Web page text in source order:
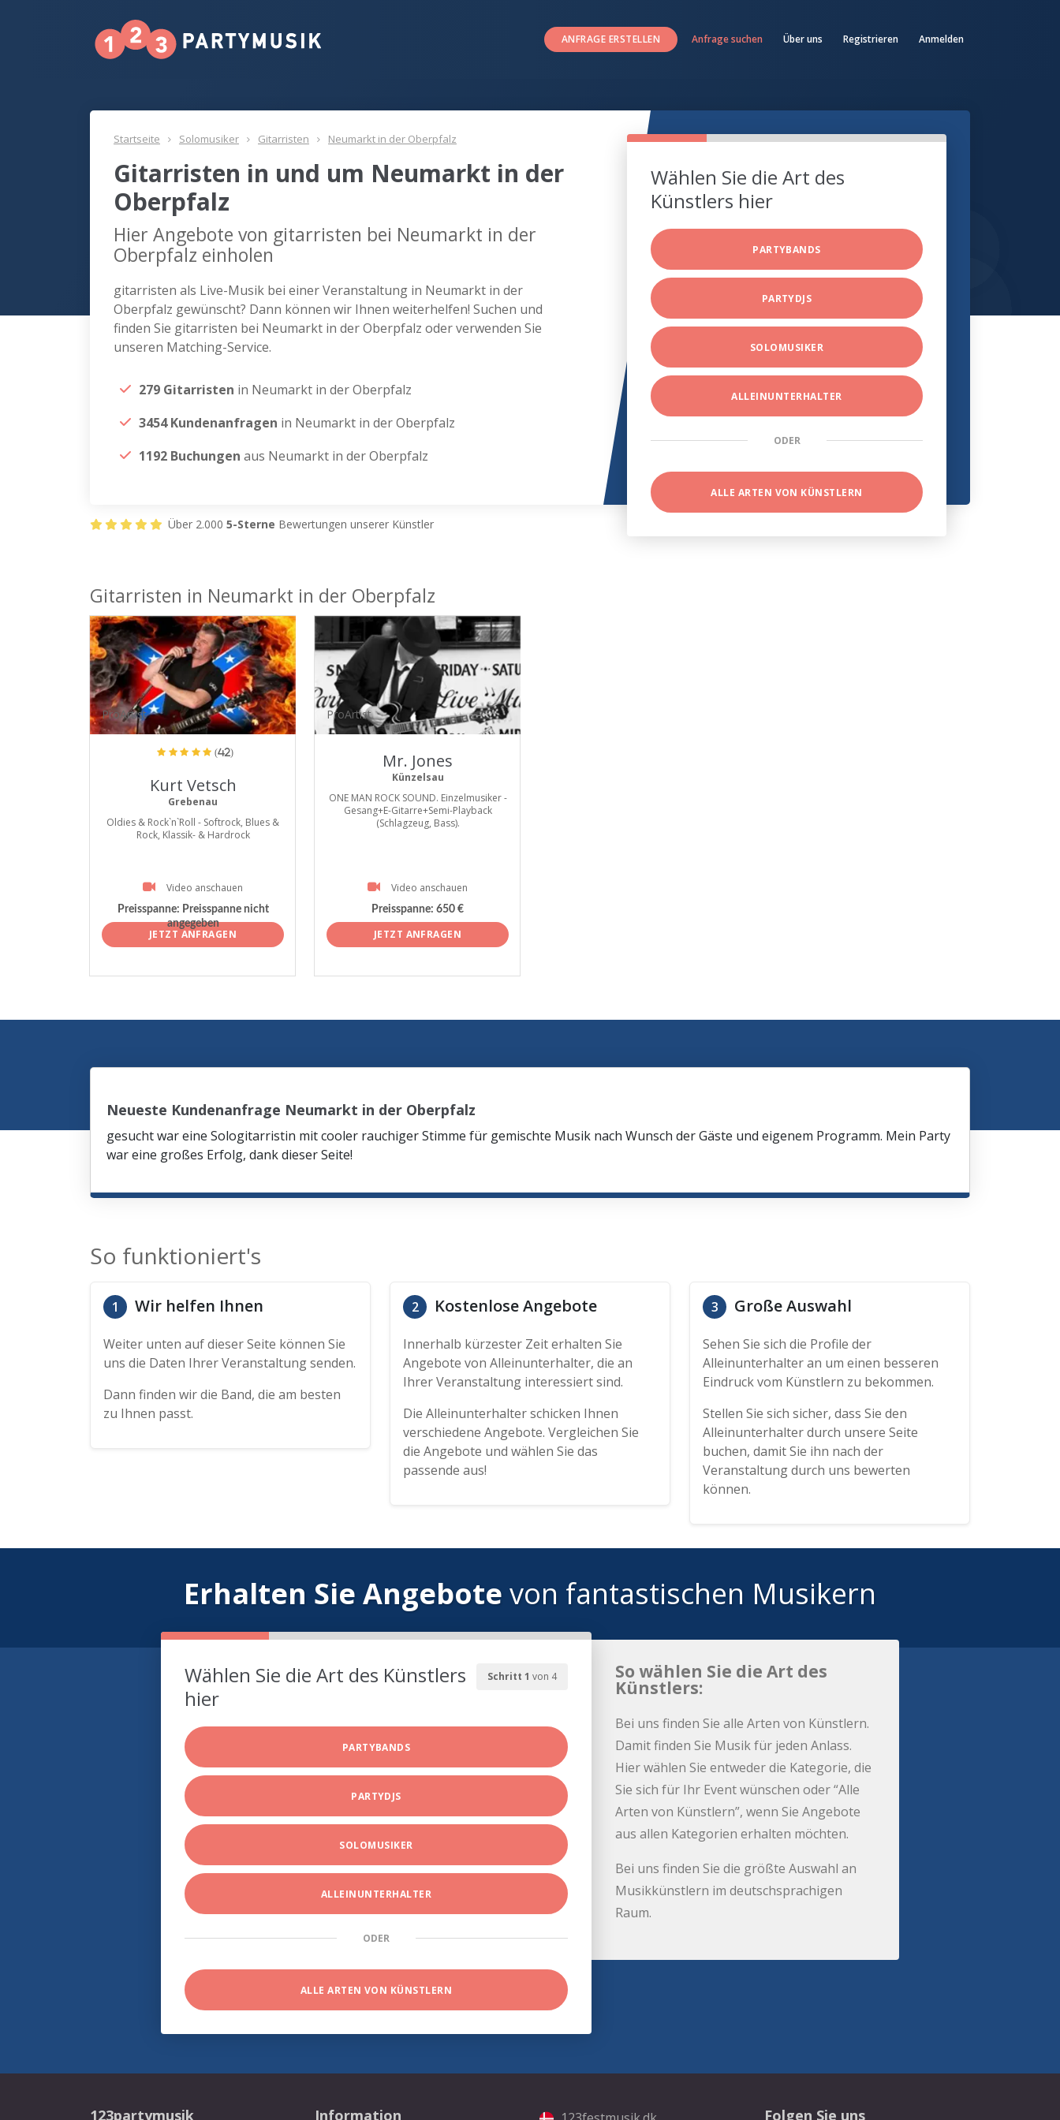
ANFRAGE ERSTELLEN Anfrage suchen Über uns Registrieren Anmelden
Startseite Solomusiker Gitarristen Neumarkt in der Oberpfalz
Gitarristen in und um Neumarkt in der
Oberpfalz
Hier Angebote von gitarristen bei Neumarkt in der
Oberpfalz einholen
gitarristen als Live-Musik bei einer Veranstaltung in Neumarkt in der
Oberpfalz gewünscht? Dann können wir Ihnen weiterhelfen! Suchen und
finden Sie gitarristen bei Neumarkt in der Oberpfalz oder verwenden Sie
unseren Matching-Service.
279 Gitarristen in Neumarkt in der Oberpfalz
3454 Kundenanfragen in Neumarkt in der Oberpfalz
1192 Buchungen aus Neumarkt in der Oberpfalz
Wählen Sie die Art des
Künstlers hier
PARTYBANDS
PARTYDJS
SOLOMUSIKER
ALLEINUNTERHALTER
ODER
ALLE ARTEN VON KÜNSTLERN
Über 2.000 5-Sterne Bewertungen unserer Künstler
Gitarristen in Neumarkt in der Oberpfalz
ProArtist
(42)
Kurt Vetsch
Grebenau
Oldies & Rock`n`Roll - Softrock, Blues &
Rock, Klassik- & Hardrock
Video anschauen
Preisspanne: Preisspanne nicht
angegeben
JETZT ANFRAGEN
ProArtist
Mr. Jones
Künzelsau
ONE MAN ROCK SOUND. Einzelmusiker -
Gesang+E-Gitarre+Semi-Playback
(Schlagzeug, Bass).
Video anschauen
Preisspanne: 650 €
JETZT ANFRAGEN
Neueste Kundenanfrage Neumarkt in der Oberpfalz
gesucht war eine Sologitarristin mit cooler rauchiger Stimme für gemischte Musik nach Wunsch der Gäste und eigenem Programm. Mein Party
war eine großes Erfolg, dank dieser Seite!
So funktioniert's
1 Wir helfen Ihnen
Weiter unten auf dieser Seite können Sie
uns die Daten Ihrer Veranstaltung senden.
Dann finden wir die Band, die am besten
zu Ihnen passt.
2 Kostenlose Angebote
Innerhalb kürzester Zeit erhalten Sie
Angebote von Alleinunterhalter, die an
Ihrer Veranstaltung interessiert sind.
Die Alleinunterhalter schicken Ihnen
verschiedene Angebote. Vergleichen Sie
die Angebote und wählen Sie das
passende aus!
3 Große Auswahl
Sehen Sie sich die Profile der
Alleinunterhalter an um einen besseren
Eindruck vom Künstlern zu bekommen.
Stellen Sie sich sicher, dass Sie den
Alleinunterhalter durch unsere Seite
buchen, damit Sie ihn nach der
Veranstaltung durch uns bewerten
können.
Erhalten Sie Angebote von fantastischen Musikern
Schritt 1 von 4
Wählen Sie die Art des Künstlers
hier
PARTYBANDS
PARTYDJS
SOLOMUSIKER
ALLEINUNTERHALTER
ODER
ALLE ARTEN VON KÜNSTLERN
So wählen Sie die Art des
Künstlers:
Bei uns finden Sie alle Arten von Künstlern.
Damit finden Sie Musik für jeden Anlass.
Hier wählen Sie entweder die Kategorie, die
Sie sich für Ihr Event wünschen oder “Alle
Arten von Künstlern”, wenn Sie Angebote
aus allen Kategorien erhalten möchten.
Bei uns finden Sie die größte Auswahl an
Musikkünstlern im deutschsprachigen
Raum.
123partymusik Information Folgen Sie uns